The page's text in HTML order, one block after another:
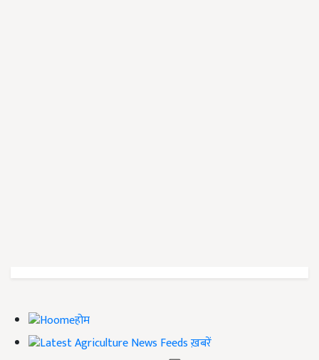
होम
ख़बरें